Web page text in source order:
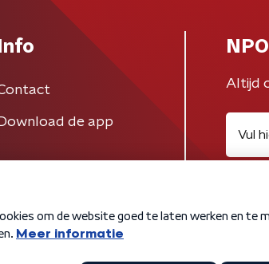
Info
Download de app
Altijd